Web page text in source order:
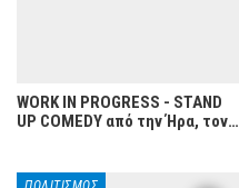
WORK IN PROGRESS - STAND
UP COMEDY από την Ήρα, τον…